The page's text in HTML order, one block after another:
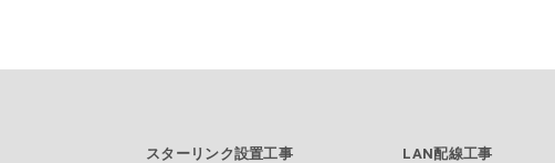
スターリンク設置工事 LAN配線工事